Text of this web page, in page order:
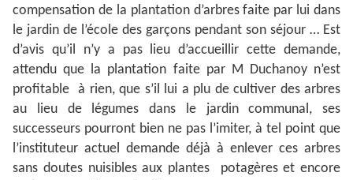
compensation de la plantation d’arbres faite par lui dans
le jardin de l’école des garçons pendant son séjour … Est
d’avis qu’il n’y a pas lieu d’accueillir cette demande,
attendu que la plantation faite par M Duchanoy n’est
profitable à rien, que s’il lui a plu de cultiver des arbres
au lieu de légumes dans le jardin communal, ses
successeurs pourront bien ne pas l’imiter, à tel point que
l’instituteur actuel demande déjà à enlever ces arbres
sans doutes nuisibles aux plantes potagères et encore